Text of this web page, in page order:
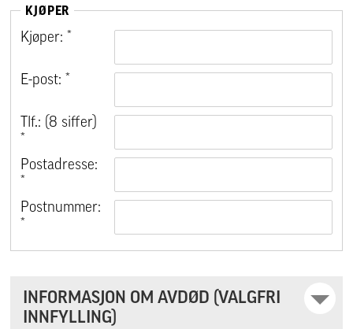
KJØPER
Kjøper: *
E-post: *
Tlf.: (8 siffer)
Postadresse:
Postnummer:
INFORMASJON OM AVDØD (VALGFRI
INNFYLLING)